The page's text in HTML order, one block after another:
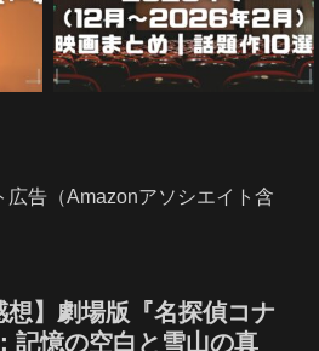
告（Amazonアソシエイト含
想】劇場版『名探偵コナ
記憶の空白と雪山の真